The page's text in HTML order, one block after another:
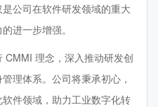
公司在软件研发领域的重大
进一步增强。
CMMI 理念，深入推动研发创
理体系。公司将秉承初心，
件领域，助力工业数字化转